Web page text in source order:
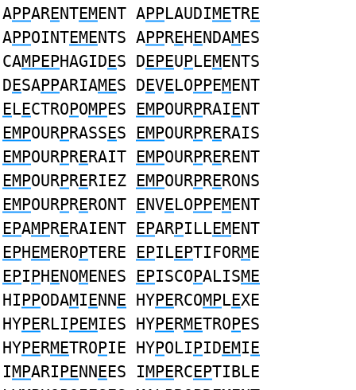
APPARENTEMENT APPLAUDIMETRE
APPOINTEMENTS APPREHENDAMES
CAMPEPHAGIDES DEPEUPLEMENTS
DESAPPARIAMES DEVELOPPEMENT
ELECTROPOMPES EMPOURPRAIENT
EMPOURPRASSES EMPOURPRERAIS
EMPOURPRERAIT EMPOURPRERENT
EMPOURPRERIEZ EMPOURPRERONS
EMPOURPRERONT ENVELOPPEMENT
EPAMPRERAIENT EPARPILLEMENT
EPHEMEROPTERE EPILEPTIFORME
EPIPHENOMENES EPISCOPALISME
HIPPODAMIENNE HYPERCOMPLEXE
HYPERLIPEMIES HYPERMETROPES
HYPERMETROPIE HYPOLIPIDEMIE
IMPARIPENNEES IMPERCEPTIBLE